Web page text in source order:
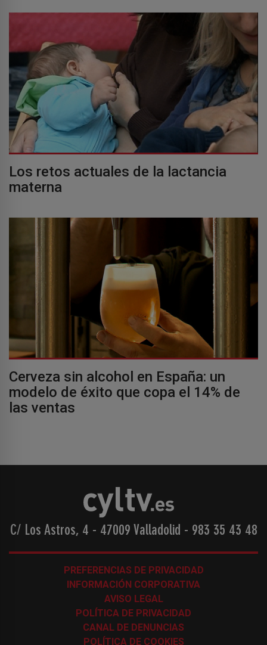
Los retos actuales de la lactancia
materna
Cerveza sin alcohol en España: un
modelo de éxito que copa el 14% de
las ventas
C/ Los Astros, 4 - 47009 Valladolid - 983 35 43 48
PREFERENCIAS DE PRIVACIDAD
INFORMACIÓN CORPORATIVA
AVISO LEGAL
POLÍTICA DE PRIVACIDAD
CANAL DE DENUNCIAS
POLÍTICA DE COOKIES